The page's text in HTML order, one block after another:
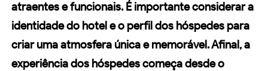
atraentes e funcionais. É importante considerar a
identidade do hotel e o perfil dos hóspedes para
criar uma atmosfera única e memorável. Afinal, a
experiência dos hóspedes começa desde o